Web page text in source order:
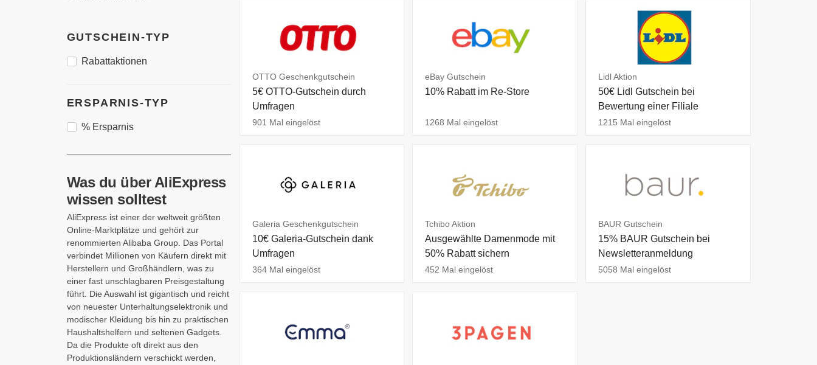
GUTSCHEIN-TYP
Rabattaktionen
ERSPARNIS-TYP
% Ersparnis
Was du über AliExpress
wissen solltest
AliExpress ist einer der weltweit größten
Online-Marktplätze und gehört zur
renommierten Alibaba Group. Das Portal
verbindet Millionen von Käufern direkt mit
Herstellern und Großhändlern, was zu
einer fast unschlagbaren Preisgestaltung
führt. Die Auswahl ist gigantisch und reicht
von neuester Unterhaltungselektronik und
modischer Kleidung bis hin zu praktischen
Haushaltshelfern und seltenen Gadgets.
Da die Produkte oft direkt aus den
Produktionsländern verschickt werden,
OTTO Geschenkgutschein
5€ OTTO-Gutschein durch
Umfragen
901 Mal eingelöst
eBay Gutschein
10% Rabatt im Re-Store
1268 Mal eingelöst
Lidl Aktion
50€ Lidl Gutschein bei
Bewertung einer Filiale
1215 Mal eingelöst
Galeria Geschenkgutschein
10€ Galeria-Gutschein dank
Umfragen
364 Mal eingelöst
Tchibo Aktion
Ausgewählte Damenmode mit
50% Rabatt sichern
452 Mal eingelöst
BAUR Gutschein
15% BAUR Gutschein bei
Newsletteranmeldung
5058 Mal eingelöst